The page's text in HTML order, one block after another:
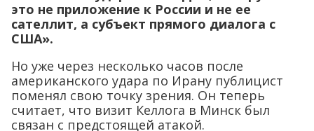
это не приложение к России и не ее
сателлит, а субъект прямого диалога с
США».
Но уже через несколько часов после
американского удара по Ирану публицист
поменял свою точку зрения. Он теперь
считает, что визит Келлога в Минск был
связан с предстоящей атакой.